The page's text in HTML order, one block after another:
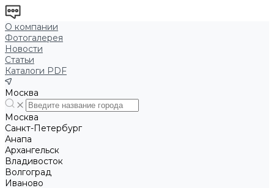
О компании
Фотогалерея
Новости
Статьи
Каталоги PDF
Москва
Москва
Санкт-Петербург
Анапа
Архангельск
Владивосток
Волгоград
Иваново